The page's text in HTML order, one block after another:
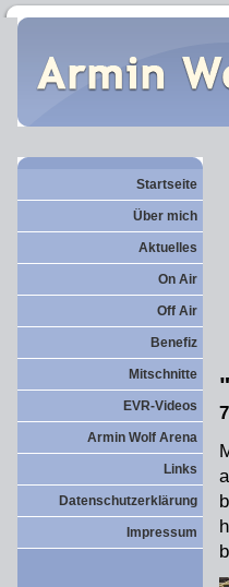
Startseite
Über mich
Aktuelles
On Air
Off Air
Benefiz
Mitschnitte
EVR-Videos
Armin Wolf Arena
Links
Datenschutzerklärung
Impressum